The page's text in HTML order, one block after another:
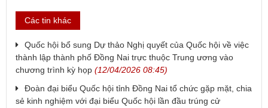
Các tin khác
Quốc hội bổ sung Dự thảo Nghị quyết của Quốc hội về việc
thành lập thành phố Đồng Nai trực thuộc Trung ương vào
chương trình kỳ họp (12/04/2026 08:45)
Đoàn đại biểu Quốc hội tỉnh Đồng Nai tổ chức gặp mặt, chia
sẻ kinh nghiệm với đại biểu Quốc hội lần đầu trúng cử